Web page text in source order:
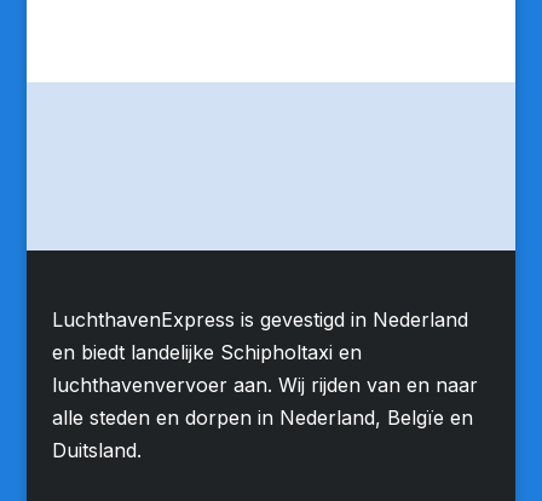
LuchthavenExpress is gevestigd in Nederland
en biedt landelijke Schipholtaxi en
luchthavenvervoer aan. Wij rijden van en naar
alle steden en dorpen in Nederland, Belgïe en
Duitsland.